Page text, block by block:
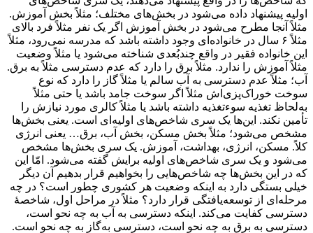
اولیه پیشنهاد داده می‌شود در بخش‌های مختلف؛ مثلاً بخش آموزش.
مثلاً آنجا مطرح می‌شود در بخش آموزش اگر یک نفر مثلاً فرد بالای
مثلاً ۶ سال در خانواده‌ای وجود داشته باشد که مدرسه نمی‌رود، مثلاً
این خانواده فقیر در واقع چندبُعدی شناخته می‌شود یا مثلاً وضعیت
مثلاً آموزش را ندارد. مثلاً برق را دارد که عدم دسترسی مثلاً به برق.
آب؛ مثلاً عدم دسترسی به آب سالم یا مثلاً گاز را دارد که نوع
سوخت خوراک‌پزی‌اش مثلاً اگر سوخت جامد باشد یا حتی مثلاً
به‌لحاظ تغذیه سوءتغذیه داشته باشد یا مثلاً کالری مورد نیازش را
تأمین نکند. این‌ها یک سری شاخص‌های اولیه‌ای است. یعنی بخش‌ها
مشخص می‌شود؛ مثلاً بخش مسکن، بخش آب، برق… یعنی انرژی
کلاً. مسکن، انرژی، بهداشت، آموزش. یک سری بخش‌ها مشخص
می‌شود و یک سری شاخص‌های اولیه برایش گفته می‌شود. امّا این
که در این بخش‌ها چه شاخص‌هایی را بخواهیم قرار بدهیم آن دیگر
خیلی بستگی دارد به اینکه وضعیت هر کشوری چطور است؟ در چه
مرحله‌ای از توسعه‌یافتگی قرار دارد؟ مثلاً در مراحل اول، شاخصۀ
دسترسی کفایت می‌کند. اینکه دسترسی به آب به‌ چه نحو است،
دسترسی به برق به‌ چه نحو است، دسترسی به‌گاز به ‌چه نحو است.